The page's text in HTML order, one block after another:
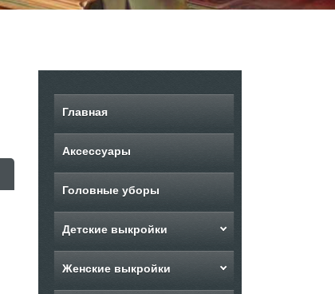
Главная
Аксессуары
Головные уборы
Детские выкройки
Женские выкройки